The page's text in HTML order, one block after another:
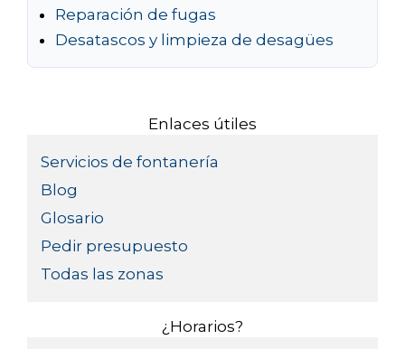
Reparación de fugas
Desatascos y limpieza de desagües
Enlaces útiles
Servicios de fontanería
Blog
Glosario
Pedir presupuesto
Todas las zonas
¿Horarios?